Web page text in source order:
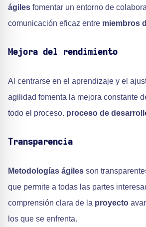
ágiles fomentar un entorno de
comunicación eficaz entre miembros
Mejora del rendimiento
Al centrarse en el aprendizaje y el
agilidad fomenta la mejora constante
todo el proceso. proceso de
Transparencia
Metodologías ágiles son
que permite a todas las partes
comprensión clara de la proyecto
los que se enfrenta.